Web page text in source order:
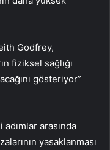
Godfrey,
fiziksel sağlığı
gösteriyor”
arasında
yasaklanması